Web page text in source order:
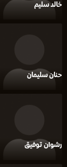
خالد سليم
حنان سليمان
رشوان توفيق